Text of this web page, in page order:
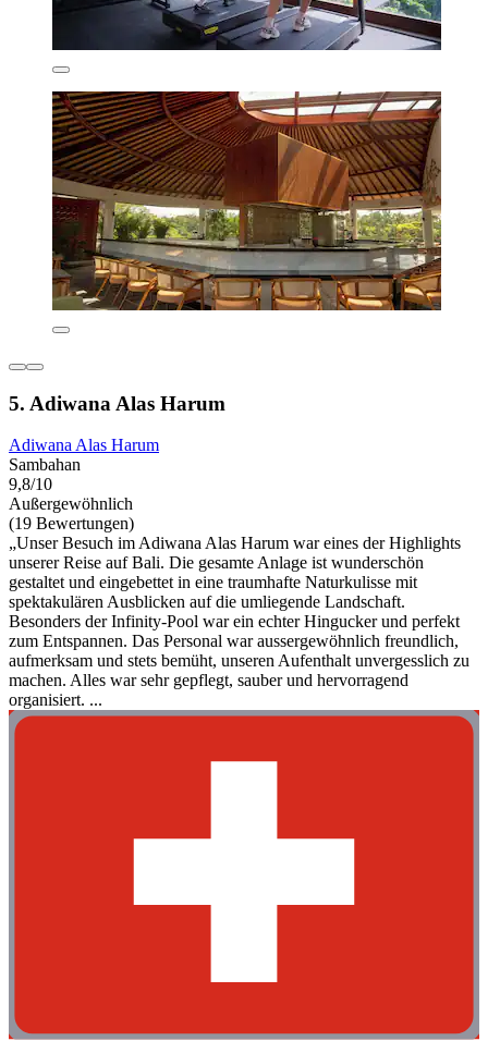
5. Adiwana Alas Harum
Adiwana Alas Harum
Sambahan
9,8/10
Außergewöhnlich
(19 Bewertungen)
„Unser Besuch im Adiwana Alas Harum war eines der Highlights
unserer Reise auf Bali. Die gesamte Anlage ist wunderschön
gestaltet und eingebettet in eine traumhafte Naturkulisse mit
spektakulären Ausblicken auf die umliegende Landschaft.
Besonders der Infinity-Pool war ein echter Hingucker und perfekt
zum Entspannen. Das Personal war aussergewöhnlich freundlich,
aufmerksam und stets bemüht, unseren Aufenthalt unvergesslich zu
machen. Alles war sehr gepflegt, sauber und hervorragend
organisiert. ...